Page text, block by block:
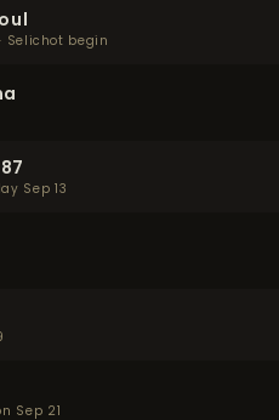
Selichot begin
Sep 13
Sep 21